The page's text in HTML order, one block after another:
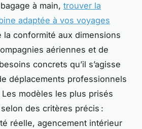
à main, trouver la
adaptée à vos voyages
la conformité aux dimensions
aériennes et de
concrets qu’il s’agisse
déplacements professionnels
modèles les plus prisés
des critères précis :
réelle, agencement intérieur